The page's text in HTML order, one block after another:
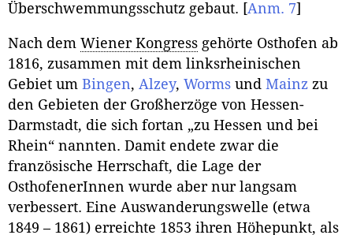
Überschwemmungsschutz gebaut. [Anm. 7]
Nach dem Wiener Kongress gehörte Osthofen ab
1816, zusammen mit dem linksrheinischen
Gebiet um Bingen, Alzey, Worms und Mainz zu
den Gebieten der Großherzöge von Hessen-
Darmstadt, die sich fortan „zu Hessen und bei
Rhein“ nannten. Damit endete zwar die
französische Herrschaft, die Lage der
OsthofenerInnen wurde aber nur langsam
verbessert. Eine Auswanderungswelle (etwa
1849 – 1861) erreichte 1853 ihren Höhepunkt, als